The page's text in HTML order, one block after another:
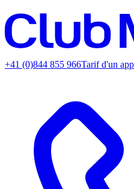
+41 (0)844 855 966Tarif d'un